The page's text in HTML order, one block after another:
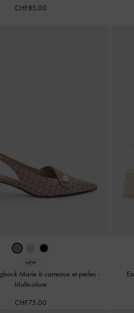
CHF85.00
NEW
Marie à carreaux et perles -
Multicolore
CHF75.00